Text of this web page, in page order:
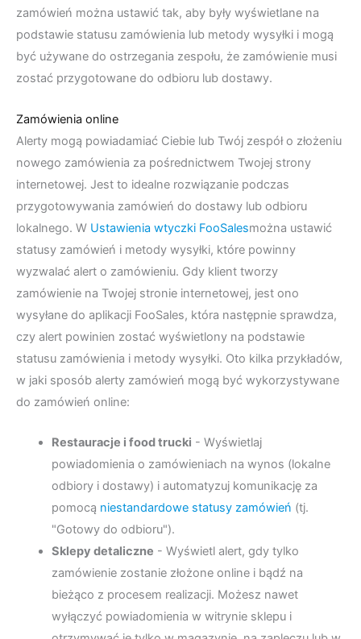
zamówień można ustawić tak, aby były wyświetlane na
podstawie statusu zamówienia lub metody wysyłki i mogą
być używane do ostrzegania zespołu, że zamówienie musi
zostać przygotowane do odbioru lub dostawy.
Zamówienia online
Alerty mogą powiadamiać Ciebie lub Twój zespół o złożeniu
nowego zamówienia za pośrednictwem Twojej strony
internetowej. Jest to idealne rozwiązanie podczas
przygotowywania zamówień do dostawy lub odbioru
lokalnego. W Ustawienia wtyczki FooSalesmożna ustawić
statusy zamówień i metody wysyłki, które powinny
wyzwalać alert o zamówieniu. Gdy klient tworzy
zamówienie na Twojej stronie internetowej, jest ono
wysyłane do aplikacji FooSales, która następnie sprawdza,
czy alert powinien zostać wyświetlony na podstawie
statusu zamówienia i metody wysyłki. Oto kilka przykładów,
w jaki sposób alerty zamówień mogą być wykorzystywane
do zamówień online:
Restauracje i food trucki - Wyświetlaj
powiadomienia o zamówieniach na wynos (lokalne
odbiory i dostawy) i automatyzuj komunikację za
pomocą niestandardowe statusy zamówień (tj.
"Gotowy do odbioru").
Sklepy detaliczne - Wyświetl alert, gdy tylko
zamówienie zostanie złożone online i bądź na
bieżąco z procesem realizacji. Możesz nawet
wyłączyć powiadomienia w witrynie sklepu i